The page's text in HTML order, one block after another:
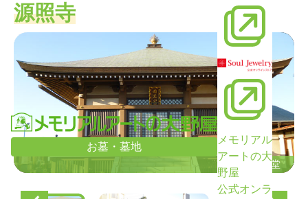
お墓・墓地
メモリアル
アートの大
野屋
公式オンラ
源照寺
本堂
本堂